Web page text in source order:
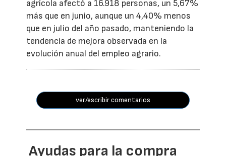
agrícola afectó a 16.918 personas, un 5,67%
más que en junio, aunque un 4,40% menos
que en julio del año pasado, manteniendo la
tendencia de mejora observada en la
evolución anual del empleo agrario.
ver/escribir comentarios
Ayudas para la compra